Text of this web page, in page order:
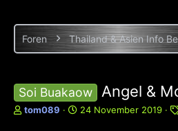
Foren Thailand & Asien Info
Soi Buakaow Angel &
E
tom089
E
24 November 2019